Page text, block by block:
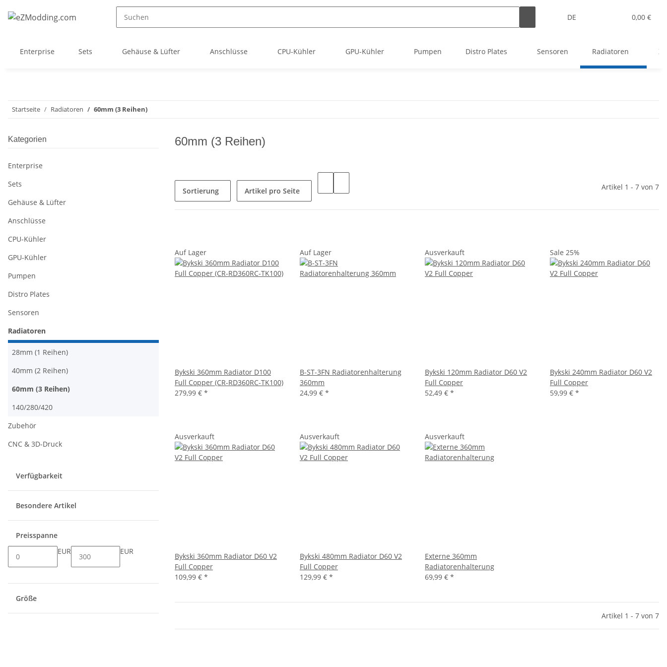
DE 0,00 €
Enterprise Sets Gehäuse & Lüfter Anschlüsse CPU-Kühler GPU-Kühler Pumpen Distro Plates Sensoren Radiatoren
Startseite Radiatoren 60mm (3 Reihen)
60mm (3 Reihen)
Sortierung Artikel pro Seite Artikel 1 - 7 von 7
Auf Lager
Bykski 360mm Radiator D100
Full Copper (CR-RD360RC-TK100)
279,99 € *
Auf Lager
B-ST-3FN Radiatorenhalterung
360mm
24,99 € *
Ausverkauft
Bykski 120mm Radiator D60 V2
Full Copper
52,49 € *
Sale 25%
Bykski 240mm Radiator D60 V2
Full Copper
59,99 € *
Ausverkauft
Bykski 360mm Radiator D60 V2
Full Copper
109,99 € *
Ausverkauft
Bykski 480mm Radiator D60 V2
Full Copper
129,99 € *
Ausverkauft
Externe 360mm
Radiatorenhalterung
69,99 € *
Artikel 1 - 7 von 7
Kategorien
Enterprise
Sets
Gehäuse & Lüfter
Anschlüsse
CPU-Kühler
GPU-Kühler
Pumpen
Distro Plates
Sensoren
Radiatoren
28mm (1 Reihen)
40mm (2 Reihen)
60mm (3 Reihen)
140/280/420
Zubehör
CNC & 3D-Druck
Verfügbarkeit
Besondere Artikel
Preisspanne
EUR
EUR
Größe